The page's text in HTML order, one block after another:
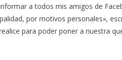
a todos mis amigos de
por motivos personales»,
para poder poner a nuestra